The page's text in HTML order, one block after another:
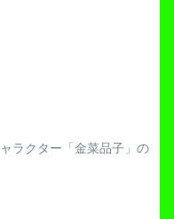
ラクター「金菜品子」の